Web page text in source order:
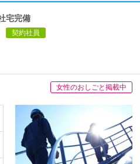
宅完備
契約社員
女性のおしごと掲載中